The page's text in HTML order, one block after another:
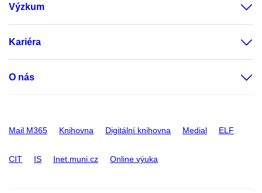
Výzkum
Kariéra
O nás
Mail M365 Knihovna Digitální knihovna Medial ELF
CIT IS Inet.muni.cz Online výuka